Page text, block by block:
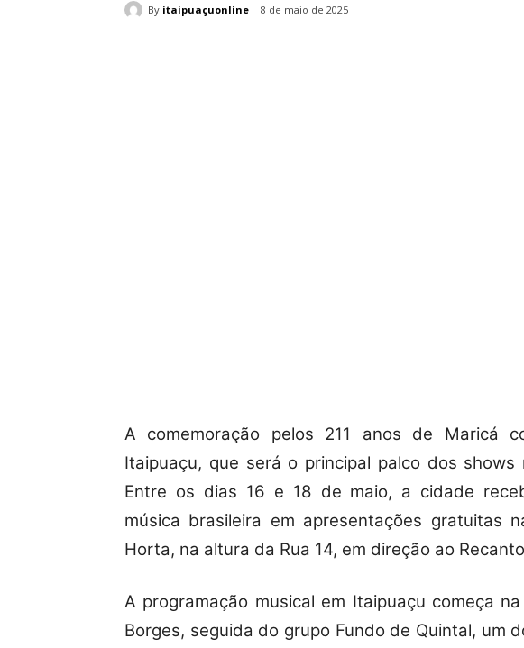
By itaipuaçuonline 8 de maio de 2025
A comemoração pelos 211 anos de Maricá
Itaipuaçu, que será o principal palco dos
Entre os dias 16 e 18 de maio, a cidade
música brasileira em apresentações gratuitas
Horta, na altura da Rua 14, em direção ao
A programação musical em Itaipuaçu começa
Borges, seguida do grupo Fundo de Quintal, um